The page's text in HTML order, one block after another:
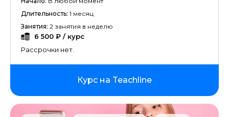
Длительность: 1 месяц
Занятия: 2 занятия в неделю
6 500 ₽ / курс
Рассрочки нет.
Курс на Teachline